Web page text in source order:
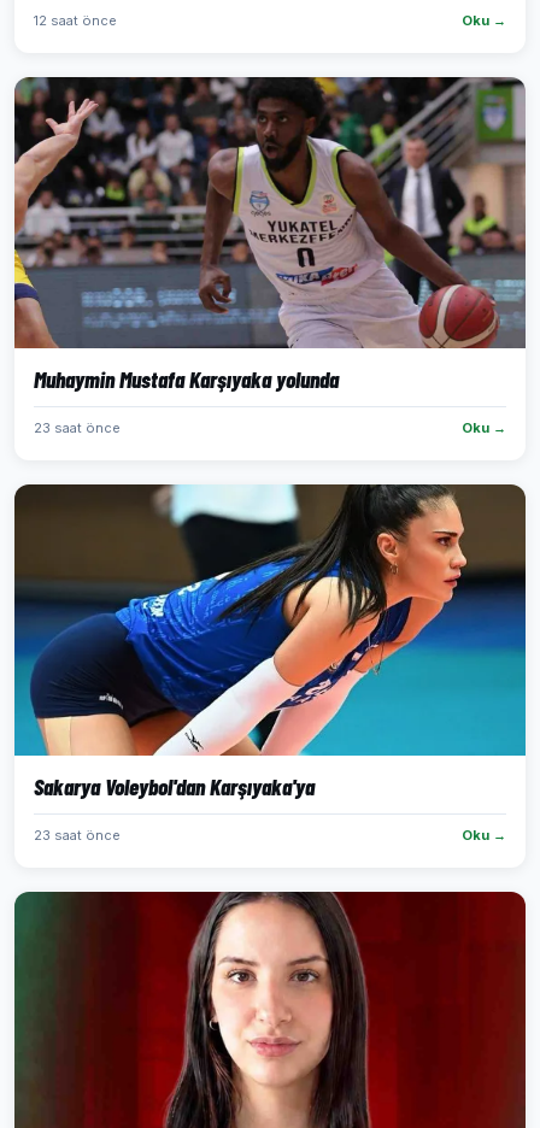
12 saat önce Oku →
Muhaymin Mustafa Karşıyaka yolunda
23 saat önce Oku →
Sakarya Voleybol'dan Karşıyaka'ya
23 saat önce Oku →